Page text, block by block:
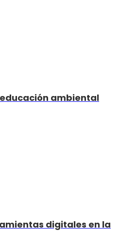
ambiental
digitales en la